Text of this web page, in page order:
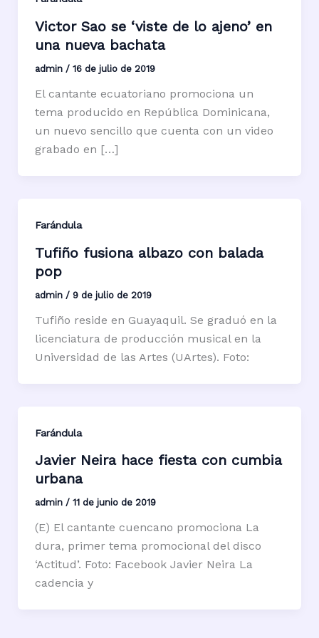
Victor Sao se ‘viste de lo ajeno’ en
una nueva bachata
admin / 16 de julio de 2019
El cantante ecuatoriano promociona un
tema producido en República Dominicana,
un nuevo sencillo que cuenta con un video
grabado en […]
Farándula
Tufiño fusiona albazo con balada
pop
admin / 9 de julio de 2019
Tufiño reside en Guayaquil. Se graduó en la
licenciatura de producción musical en la
Universidad de las Artes (UArtes). Foto:
Farándula
Javier Neira hace fiesta con cumbia
urbana
admin / 11 de junio de 2019
(E) El cantante cuencano promociona La
dura, primer tema promocional del disco
‘Actitud’. Foto: Facebook Javier Neira La
cadencia y